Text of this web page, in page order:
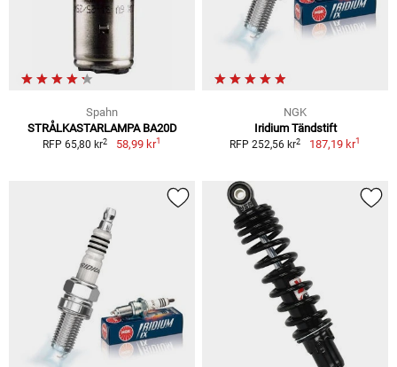
Spahn
STRÅLKASTARLAMPA BA20D
RFP 65,80 kr2 58,99 kr1
NGK
Iridium Tändstift
RFP 252,56 kr2 187,19 kr1